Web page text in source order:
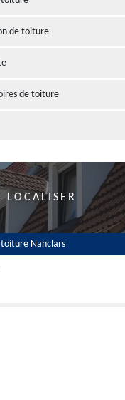
de toiture
de toiture
LOCALISER
toiture Nanclars